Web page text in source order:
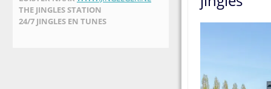
THE JINGLES STATION
24/7 JINGLES EN TUNES